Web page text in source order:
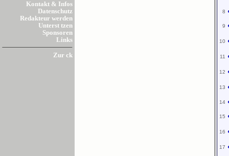
Kontakt & Infos
Datenschutz
Redakteur werden
Unterst tzen
Sponsoren
Links
Zur ck
8
9
10
11
12
13
14
15
16
17